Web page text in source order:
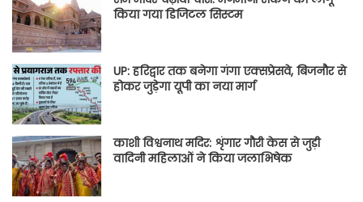
किया गया डिजिटल सिस्टम
UP: हरिद्वार तक बनेगा गंगा एक्सप्रेसवे, बिजनौर से
होकर जुड़ेगा यूपी का नया मार्ग
काशी विश्वनाथ मदिर: शृंगार गौरी केस से जुड़ी
वादिनी महिलाओं ने किया जलाभिषेक